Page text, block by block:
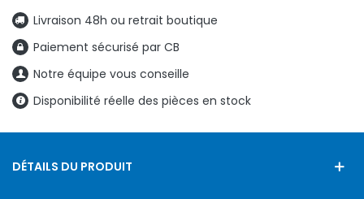
Livraison 48h ou retrait boutique
Paiement sécurisé par CB
Notre équipe vous conseille
Disponibilité réelle des pièces en stock
DÉTAILS DU PRODUIT